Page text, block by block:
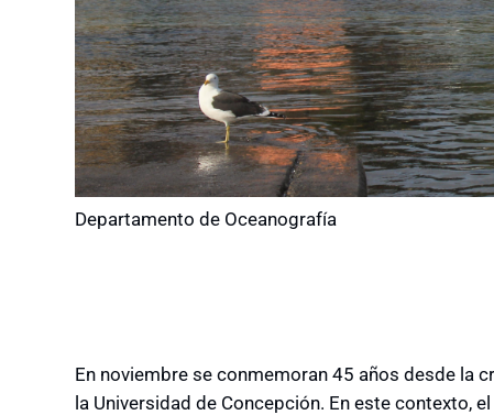
Departamento de Oceanografía
En noviembre se conmemoran 45 años desde la
la Universidad de Concepción. En este contexto,